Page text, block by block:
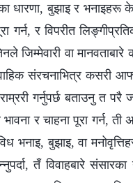
धारणा, बुझाइ र भनाइहरू के
र विपरीत
जिम्मेवारी वा
संरचनाभित्र कसरी
गर्नुपर्छ बताउनु त परै
र चाहना पूरा गर्न,
भनाइ, बुझाइ, वा
तँ विवाहबारे संसारका